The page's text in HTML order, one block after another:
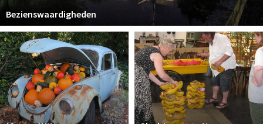
Bezienswaardigheden